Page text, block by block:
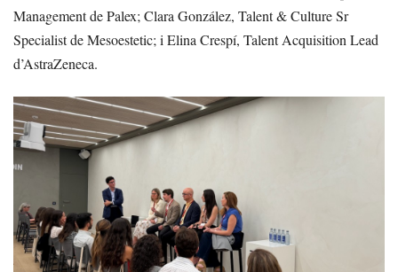
Management de Palex; Clara González, Talent & Culture Sr
Specialist de Mesoestetic; i Elina Crespí, Talent Acquisition Lead
d’AstraZeneca.